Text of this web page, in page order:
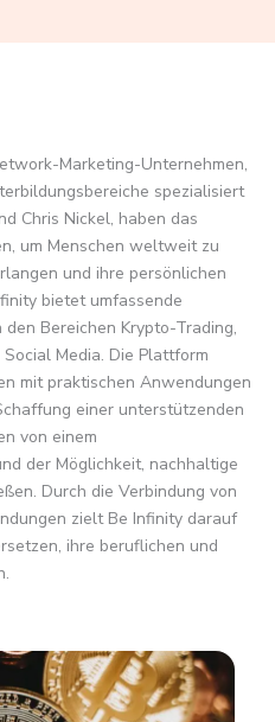
Marketing-Unternehmen,
spezialisiert
Chris Nickel, haben das
um Menschen weltweit zu
und ihre persönlichen
bietet umfassende
Bereichen Krypto-Trading,
Media. Die Plattform
mit praktischen Anwendungen
einer unterstützenden
von einem
der Möglichkeit, nachhaltige
Durch die Verbindung von
zielt Be Infinity darauf
ihre beruflichen und